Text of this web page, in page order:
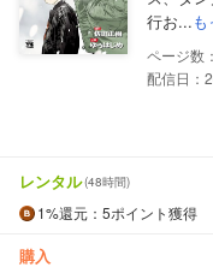
行お...
配信日：
レンタル(48時間)
1%還元 ：5ポイント獲得
購入